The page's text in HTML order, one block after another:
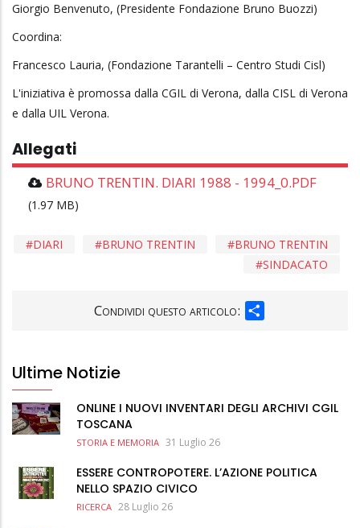
Giorgio Benvenuto, (Presidente Fondazione Bruno Buozzi)
Coordina:
Francesco Lauria, (Fondazione Tarantelli – Centro Studi Cisl)
L'iniziativa è promossa dalla CGIL di Verona, dalla CISL di Verona
e dalla UIL Verona.
Allegati
BRUNO TRENTIN. DIARI 1988 - 1994_0.PDF
(1.97 MB)
BRUNO TRENTIN
BRUNO TRENTIN
DIARI
SINDACATO
Condividi questo articolo:
Ultime Notizie
ONLINE I NUOVI INVENTARI DEGLI ARCHIVI CGIL
TOSCANA
STORIA E MEMORIA 31 Luglio 26
ESSERE CONTROPOTERE. L’AZIONE POLITICA
NELLO SPAZIO CIVICO
RICERCA 28 Luglio 26